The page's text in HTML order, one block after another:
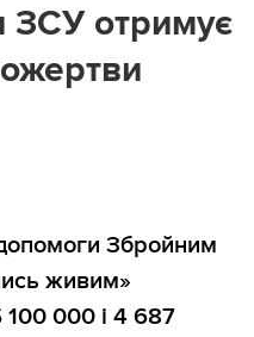
отримує
Збройним
живим»
000 і 4 687